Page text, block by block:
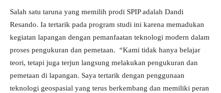
Salah satu taruna yang memilih prodi SPIP adalah Dandi
Resando. Ia tertarik pada program studi ini karena memadukan
kegiatan lapangan dengan pemanfaatan teknologi modern dalam
proses pengukuran dan pemetaan. “Kami tidak hanya belajar
teori, tetapi juga terjun langsung melakukan pengukuran dan
pemetaan di lapangan. Saya tertarik dengan penggunaan
teknologi geospasial yang terus berkembang dan memiliki peran